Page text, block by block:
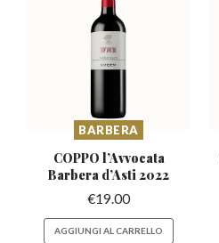
BARBERA
COPPO l’Avvocata
Barbera d’Asti 2022
€19.00
AGGIUNGI AL CARRELLO